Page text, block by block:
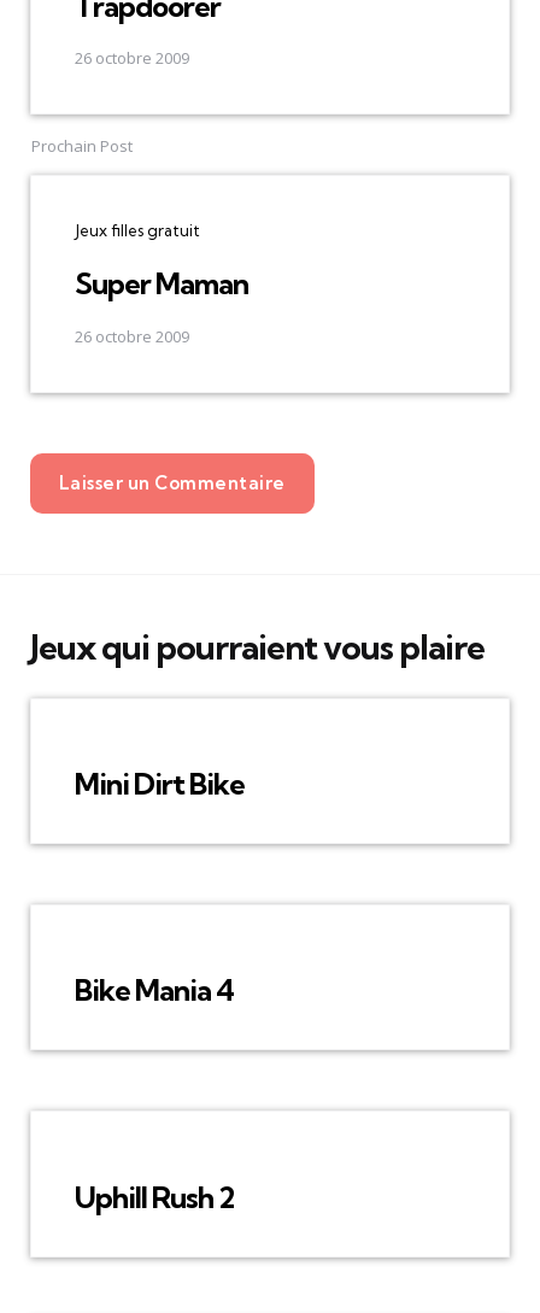
26 octobre 2009
Prochain Post
Jeux filles gratuit
Super Maman
26 octobre 2009
Laisser un Commentaire
Jeux qui pourraient vous plaire
Mini Dirt Bike
Bike Mania 4
Uphill Rush 2